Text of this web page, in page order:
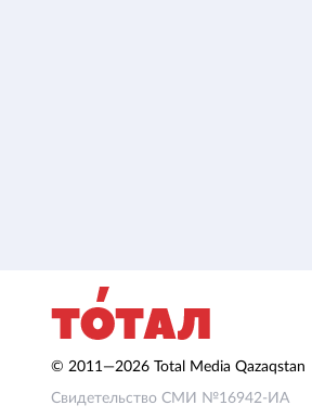
© 2011—2026 Total Media Qazaqstan
Свидетельство СМИ №16942-ИА